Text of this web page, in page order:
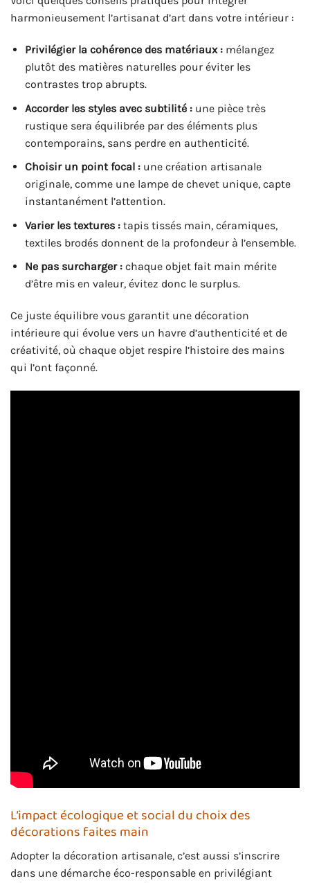
harmonieusement l’artisanat d’art dans votre intérieur :
Privilégier la cohérence des matériaux :mélangez
plutôt des matières naturelles pour éviter les
contrastes trop abrupts.
Accorder les styles avec subtilité :une pièce très
rustique sera équilibrée par des éléments plus
contemporains, sans perdre en authenticité.
Choisir un point focal :une création artisanale
originale, comme une lampe de chevet unique, capte
instantanément l’attention.
Varier les textures :tapis tissés main, céramiques,
textiles brodés donnent de la profondeur à l’ensemble.
Ne pas surcharger :chaque objet fait main mérite
d’être mis en valeur, évitez donc le surplus.
Ce juste équilibre vous garantit une décoration
intérieure qui évolue vers un havre d’authenticité et de
créativité, où chaque objet respire l’histoire des mains
qui l’ont façonné.
L’impact écologique et social du choix des
décorations faites main
Adopter la décoration artisanale, c’est aussi s’inscrire
dans une démarche éco-responsable en privilégiant